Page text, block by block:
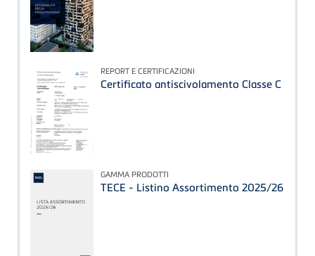
REPORT E CERTIFICAZIONI
Certificato antiscivolamento Classe C
GAMMA PRODOTTI
TECE - Listino Assortimento 2025/26